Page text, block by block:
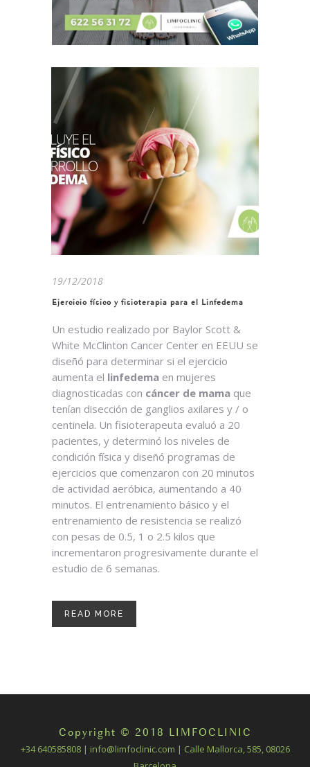
19/12/2018
Ejercicio físico y fisioterapia para el Linfedema
Un estudio realizado por Baylor Scott &
White McClinton Cancer Center en EEUU se
diseñó para determinar si el ejercicio
aumenta el linfedema en mujeres
diagnosticadas con cáncer de mama que
tenían disección de ganglios axilares y / o
centinela. Un fisioterapeuta evaluó a 20
pacientes, y determinó los niveles de
condición física y diseñó programas de
ejercicios que comenzaron con 20 minutos
de actividad aeróbica, aumentando a 40
minutos. El entrenamiento básico y el
entrenamiento de resistencia se realizó
con pesas de 0.5, 1 o 2.5 kilos que
incrementaron progresivamente durante el
estudio de 6 semanas.
READ MORE
Copyright © 2018 LIMFOCLINIC
+34 640585808 | info@limfoclinic.com | Calle Mallorca, 585, 08026